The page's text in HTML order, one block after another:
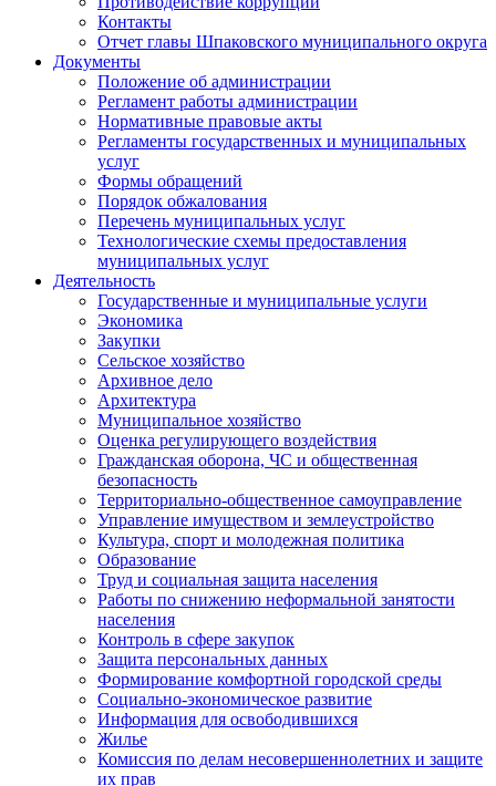
Контакты
Отчет главы Шпаковского муниципального округа
Документы
Положение об администрации
Регламент работы администрации
Нормативные правовые акты
Регламенты государственных и муниципальных
услуг
Формы обращений
Порядок обжалования
Перечень муниципальных услуг
Технологические схемы предоставления
муниципальных услуг
Деятельность
Государственные и муниципальные услуги
Экономика
Закупки
Сельское хозяйство
Архивное дело
Архитектура
Муниципальное хозяйство
Оценка регулирующего воздействия
Гражданская оборона, ЧС и общественная
безопасность
Территориально-общественное самоуправление
Управление имуществом и землеустройство
Культура, спорт и молодежная политика
Образование
Труд и социальная защита населения
Работы по снижению неформальной занятости
населения
Контроль в сфере закупок
Защита персональных данных
Формирование комфортной городской среды
Социально-экономическое развитие
Информация для освободившихся
Жилье
Комиссия по делам несовершеннолетних и защите
их прав